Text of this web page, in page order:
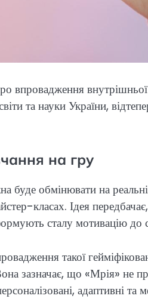
впровадження
та науки України,
на гру
буде обмінювати на
класах. Ідея
сталу мотивацію до
такої
зазначає, що «Мрія» не
адаптивні та